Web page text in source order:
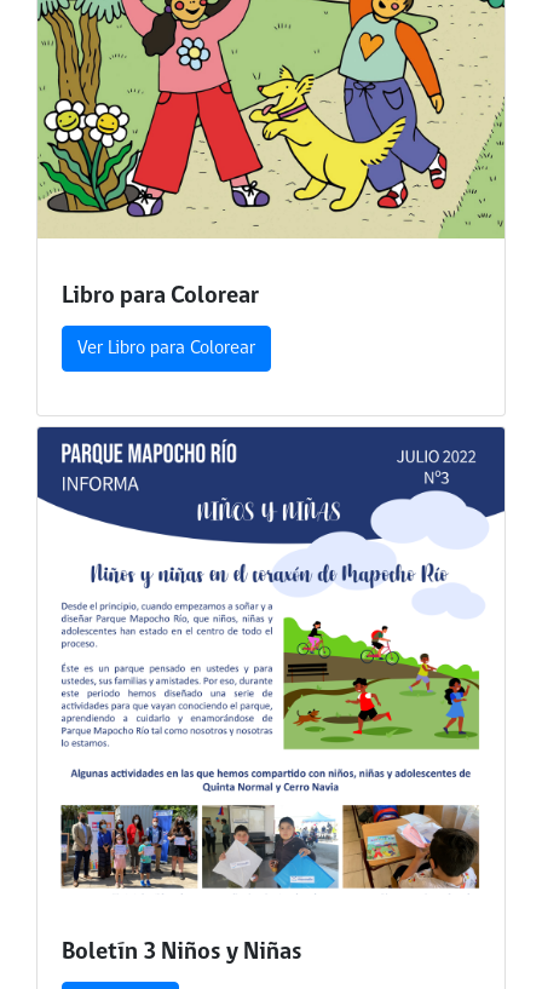
Libro para Colorear
Ver Libro para Colorear
Boletín 3 Niños y Niñas